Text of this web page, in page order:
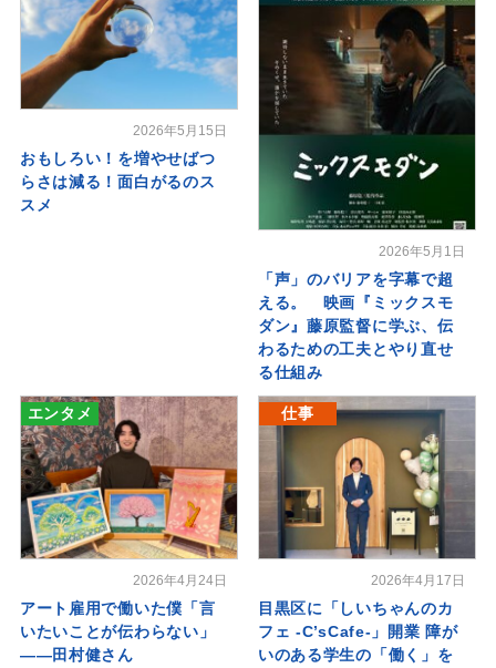
2026年5月15日
おもしろい！を増やせばつ
らさは減る！面白がるのス
スメ
2026年5月1日
「声」のバリアを字幕で超
える。 映画『ミックスモ
ダン』藤原監督に学ぶ、伝
わるための工夫とやり直せ
る仕組み
エンタメ
2026年4月24日
アート雇用で働いた僕「言
いたいことが伝わらない」
――田村健さん
仕事
2026年4月17日
目黒区に「しいちゃんのカ
フェ -C’sCafe-」開業 障が
いのある学生の「働く」を